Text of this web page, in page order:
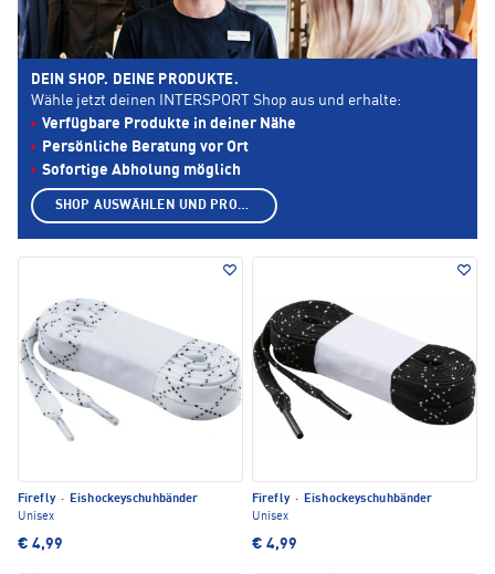
Firefly · Eishockeyschuhbänder
Unisex
€ 4,99
Firefly · Eishockeyschuhbänder
Unisex
€ 4,99
DEIN SHOP. DEINE PRODUKTE.
Wähle jetzt deinen INTERSPORT Shop aus und erhalte:
Verfügbare Produkte in deiner Nähe
Persönliche Beratung vor Ort
Sofortige Abholung möglich
SHOP AUSWÄHLEN UND PRODUKTE ANZEIGEN